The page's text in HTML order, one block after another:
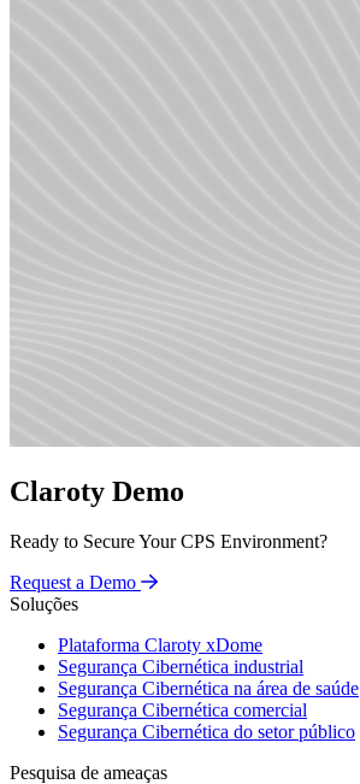
Claroty Demo
Ready to Secure Your CPS Environment?
Request a Demo
Soluções
Plataforma Claroty xDome
Segurança Cibernética industrial
Segurança Cibernética na área de saúde
Segurança Cibernética comercial
Segurança Cibernética do setor público
Pesquisa de ameaças